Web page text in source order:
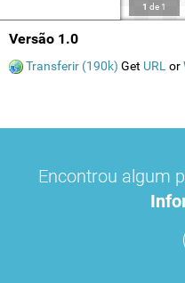
1 de 1
Versão 1.0
Transferir (190k) Get URL or
Encontrou algum